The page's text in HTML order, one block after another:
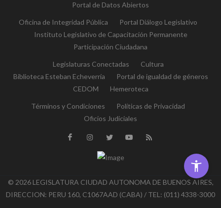
Portal de Datos Abiertos
Oficina de Integridad Pública
Portal Diálogo Legislativo
Instituto Legislativo de Capacitación Permanente
Participación Ciudadana
Legislaturas Conectadas
Cultura
Biblioteca Esteban Echeverría
Portal de igualdad de géneros
CEDOM
Hemeroteca
Términos y Condiciones
Políticas de Privacidad
Oficios Judiciales
© 2026 LEGISLATURA CIUDAD AUTONOMA DE BUENOS AIRES,
DIRECCION: PERU 160, C1067AAD (CABA) / TEL: (011) 4338-3000